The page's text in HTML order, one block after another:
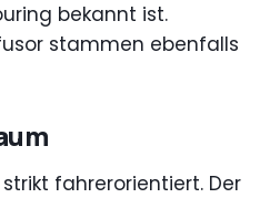
bekannt ist.
stammen ebenfalls
fahrerorientiert. Der